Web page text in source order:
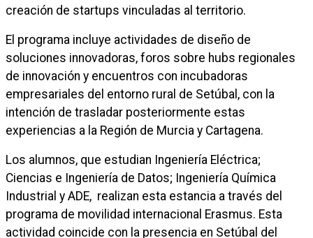
creación de startups vinculadas al territorio.
El programa incluye actividades de diseño de
soluciones innovadoras, foros sobre hubs regionales
de innovación y encuentros con incubadoras
empresariales del entorno rural de Setúbal, con la
intención de trasladar posteriormente estas
experiencias a la Región de Murcia y Cartagena.
Los alumnos, que estudian Ingeniería Eléctrica;
Ciencias e Ingeniería de Datos; Ingeniería Química
Industrial y ADE, realizan esta estancia a través del
programa de movilidad internacional Erasmus. Esta
actividad coincide con la presencia en Setúbal del